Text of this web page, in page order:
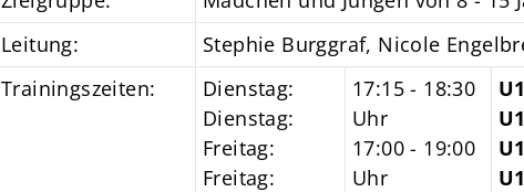
Leitung:
Stephie Burggraf, Nicole
Trainingszeiten:
Dienstag:
Dienstag:
Freitag:
Freitag:
17:15 - 18:30
Uhr
17:00 - 19:00
Uhr